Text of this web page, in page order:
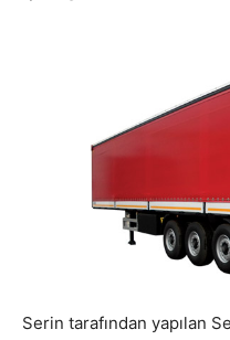
Serin tarafından yapılan